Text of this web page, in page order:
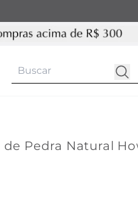
de Pedra Natural